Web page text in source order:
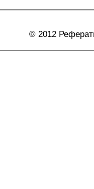
© 2012